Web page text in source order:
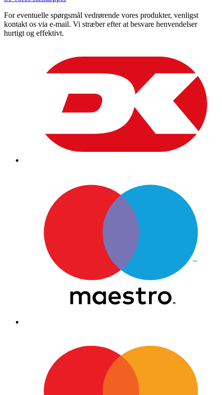
For eventuelle spørgsmål vedrørende vores produkter, venligst
kontakt os via e-mail. Vi stræber efter at besvare henvendelser
hurtigt og effektivt.